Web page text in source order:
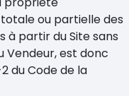
ou partielle des
à partir du Site sans
Vendeur, est donc
du Code de la